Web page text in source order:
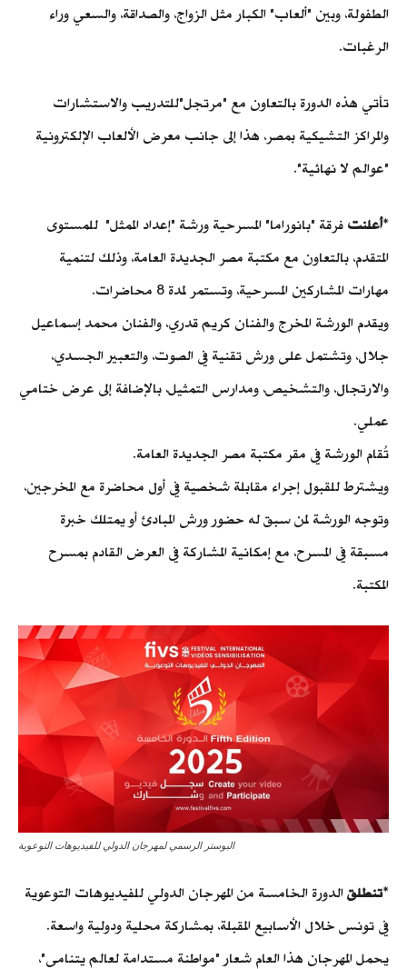
الطفولة، وبين "ألعاب" الكبار مثل الزواج، والصداقة، والسعي وراء
الرغبات.
تأتي هذه الدورة بالتعاون مع "مرتجل"للتدريب والاستشارات
والمراكز التشيكية بمصر، هذا إلى جانب معرض الألعاب الإلكترونية
"عوالم لا نهائية".
*أعلنت فرقة "بانوراما" المسرحية ورشة "إعداد الممثل" للمستوى
المتقدم، بالتعاون مع مكتبة مصر الجديدة العامة، وذلك لتنمية
مهارات المشاركين المسرحية، وتستمر لمدة 8 محاضرات.
ويقدم الورشة المخرج والفنان كريم قدري، والفنان محمد إسماعيل
جلال، وتشتمل على ورش تقنية في الصوت، والتعبير الجسدي،
والارتجال، والتشخيص، ومدارس التمثيل، بالإضافة إلى عرض ختامي
عملي.
تُقام الورشة في مقر مكتبة مصر الجديدة العامة.
ويشترط للقبول إجراء مقابلة شخصية في أول محاضرة مع المخرجين،
وتوجه الورشة لمن سبق له حضور ورش المبادئ أو يمتلك خبرة
مسبقة في المسرح، مع إمكانية المشاركة في العرض القادم بمسرح
المكتبة.
البوستر الرسمي لمهرجان الدولي للفيديوهات التوعوية
*تنطلق الدورة الخامسة من المهرجان الدولي للفيديوهات التوعوية
في تونس خلال الأسابيع المقبلة، بمشاركة محلية ودولية واسعة.
يحمل المهرجان هذا العام شعار "مواطنة مستدامة لعالم يتنامى"،